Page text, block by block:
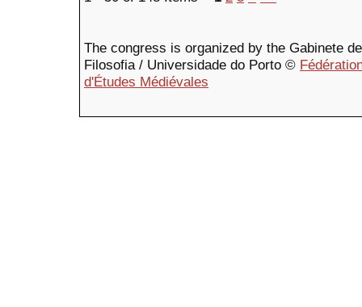
The congress is organized by the Gabinete
Filosofia / Universidade do Porto ©
d'Études Médiévales